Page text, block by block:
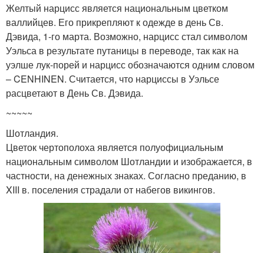
Желтый нарцисс является национальным цветком
валлийцев. Его прикрепляют к одежде в день Св.
Дэвида, 1-го марта. Возможно, нарцисс стал символом
Уэльса в результате путаницы в переводе, так как на
уэлше лук-порей и нарцисс обозначаются одним словом
– CENHINEN. Считается, что нарциссы в Уэльсе
расцветают в День Св. Дэвида.
~~~~~
Шотландия.
Цветок чертополоха является полуофициальным
национальным символом Шотландии и изображается, в
частности, на денежных знаках. Согласно преданию, в
XIII в. поселения страдали от набегов викингов.